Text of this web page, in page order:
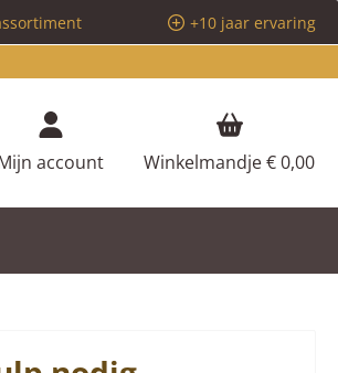
+10 jaar ervaring
0 items op je verlanglijstje
account Winkelmandje€ 0,00